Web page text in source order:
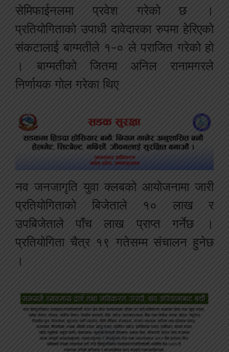
सेमिफाईनलमा प्रवेश गरेको छ ।
प्रतियोगिताको उपाधी दावेदारका रुपमा हेरिएको
संकटालाई बाग्मतीले १-० ले पराजित गरेको हो
। बाग्मतीको जितमा अनिल रानामगरले
निर्णायक गोल गरेका थिए
नव जनजागृति युवा क्लबको आयोजनामा जारी
प्रतियोगिताको बिजेताले १० लाख र
उपबिजेताले पाँच लाख प्राप्त गर्नेछ ।
प्रतियोगिता चैत्र १९ गतेसम्म संचालन हुनेछ
।